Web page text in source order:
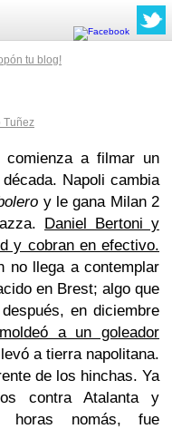
tu blog!
Tuñez
a filmar un
Napoli cambia
y le gana Milan 2
Daniel Bertoni y
y cobran en efectivo.
no llega a contemplar
en Brest; algo que
en diciembre
a un goleador
a tierra napolitana.
de los hinchas. Ya
contra Atalanta y
horas nomás, fue